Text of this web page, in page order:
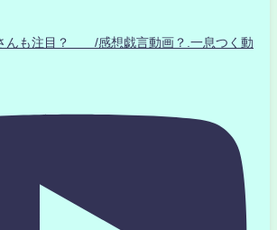
んも注目？ /感想戯言動画？.一息つく動